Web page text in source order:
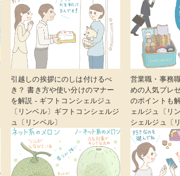
引越しの挨拶にのしは付けるべ
き？ 書き方や使い分けのマナー
を解説 - ギフトコンシェルジュ
〔リンベル〕ギフトコンシェルジ
ュ〔リンベル〕
営業職・事務
めの人気プレ
のポイントも
ェルジュ〔リ
シェルジュ〔